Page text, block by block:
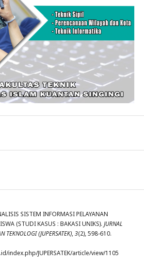
SISTEM INFORMASI PELAYANAN
(STUDI KASUS : BAKASI UNIKS). JURNAL
TEKNOLOGI (JUPERSATEK),3(2), 598-610.
index.php/JUPERSATEK/article/view/1105